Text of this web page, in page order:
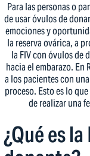
Para las personas o
de usar óvulos de
emociones y
la reserva ovárica, a
la FIV con óvulos de
hacia el embarazo. En
a los pacientes con
proceso. Esto es lo
de realizar una
¿Qué es